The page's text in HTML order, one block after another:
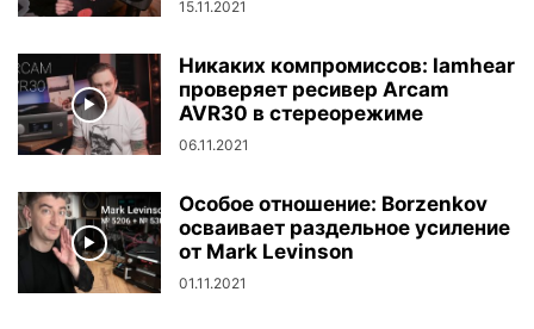
15.11.2021
Никаких компромиссов: Iamhear
проверяет ресивер Arcam
AVR30 в стереорежиме
06.11.2021
Особое отношение: Borzenkov
осваивает раздельное усиление
от Mark Levinson
01.11.2021